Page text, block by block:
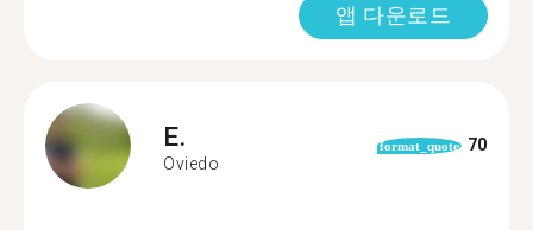
앱 다운로드
E.
Oviedo
format_quote 70